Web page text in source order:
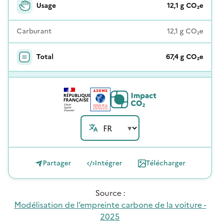
Usage 12,1 gCO₂e
Carburant 12,1 gCO₂e
Total 67,4gCO₂e
Partager Intégrer Télécharger
Source:
Modélisation de l’empreinte carbone de la voiture -
2025